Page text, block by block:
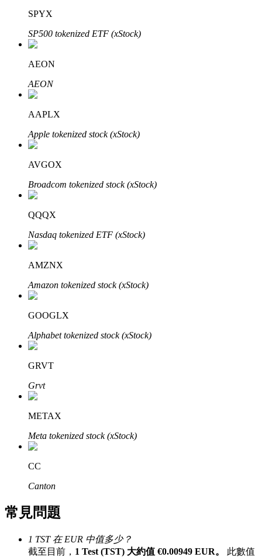
定投理财
享受活期理財及長期收益
Bitrue
合夥人計劃
Bitrue渠道合伙人
最高達65%佣金！
SPYX
SP500 tokenized ETF (xStock)
AEON
AEON
AAPLX
Apple tokenized stock (xStock)
AVGOX
Broadcom tokenized stock (xStock)
QQQX
Nasdaq tokenized ETF (xStock)
AMZNX
Amazon tokenized stock (xStock)
GOOGLX
Alphabet tokenized stock (xStock)
GRVT
Grvt
METAX
Meta tokenized stock (xStock)
CC
Canton
常見問題
1 TST 在 EUR 中值多少？
截至目前， 1 Test (TST) 大約值 €0.00949 EUR。
此數值